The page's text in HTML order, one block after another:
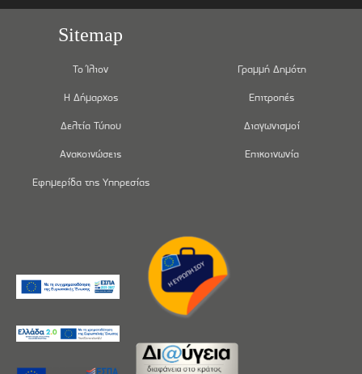
Sitemap
Το Ίλιον
Η Δήμαρχος
Δελτία Τύπου
Ανακοινώσεις
Εφημερίδα της Υπηρεσίας
Γραμμή Δημότη
Επιτροπές
Διαγωνισμοί
Επικοινωνία